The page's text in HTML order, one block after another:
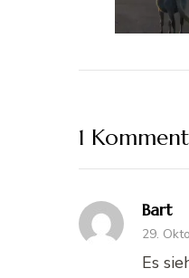
1
Bart
29.
Es